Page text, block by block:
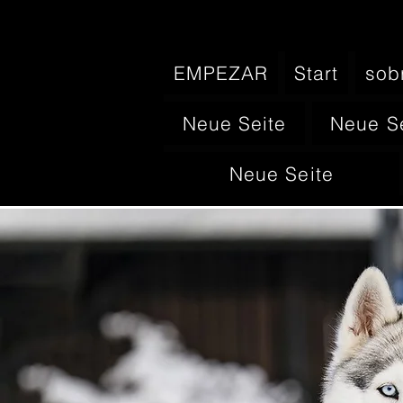
EMPEZAR Start
Neue Seite Neue
Neue Seite